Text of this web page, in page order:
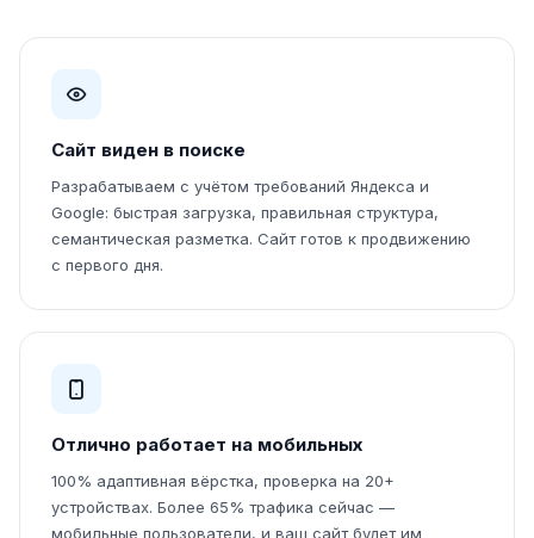
Сайт виден в поиске
Разрабатываем с учётом требований Яндекса и
Google: быстрая загрузка, правильная структура,
семантическая разметка. Сайт готов к продвижению
с первого дня.
Отлично работает на мобильных
100% адаптивная вёрстка, проверка на 20+
устройствах. Более 65% трафика сейчас —
мобильные пользователи, и ваш сайт будет им